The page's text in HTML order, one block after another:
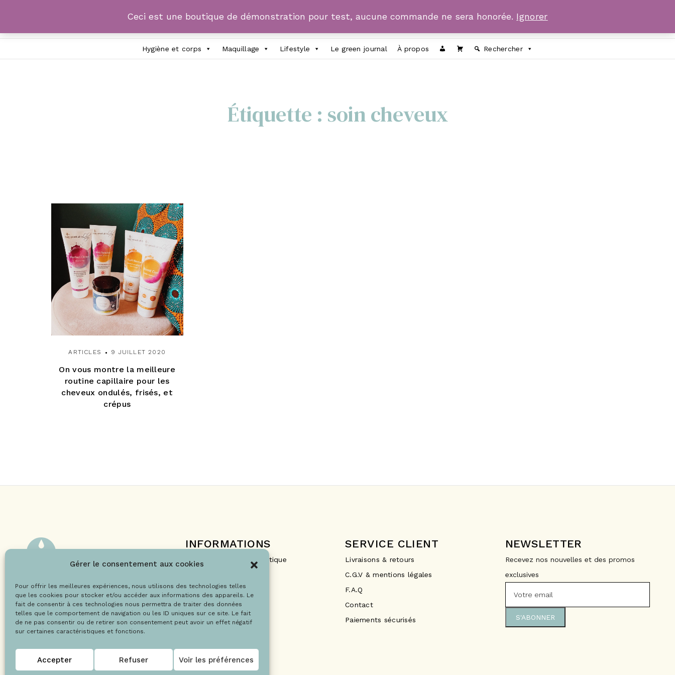
Gérer le consentement aux cookies
Pour offrir les meilleures expériences, nous utilisons des technologies telles
que les cookies pour stocker et/ou accéder aux informations des appareils. Le
fait de consentir à ces technologies nous permettra de traiter des données
telles que le comportement de navigation ou les ID uniques sur ce site. Le fait
de ne pas consentir ou de retirer son consentement peut avoir un effet négatif
sur certaines caractéristiques et fonctions.
Accepter Refuser Voir les préférences
Hygiène et corps Maquillage Lifestyle Le green journal À propos Rechercher
Étiquette : soin cheveux
ARTICLES 9 JUILLET 2020
On vous montre la meilleure
routine capillaire pour les
cheveux ondulés, frisés, et
crépus
@Copyright 2021 – Drops la boutique
INFORMATIONS
Le projet Drops La Boutique
Les labels
Le blog
SERVICE CLIENT
Livraisons & retours
C.G.V & mentions légales
F.A.Q
Contact
Paiements sécurisés
NEWSLETTER
Recevez nos nouvelles et des promos
exclusives
Ceci est une boutique de démonstration pour test, aucune commande ne sera honorée. Ignorer